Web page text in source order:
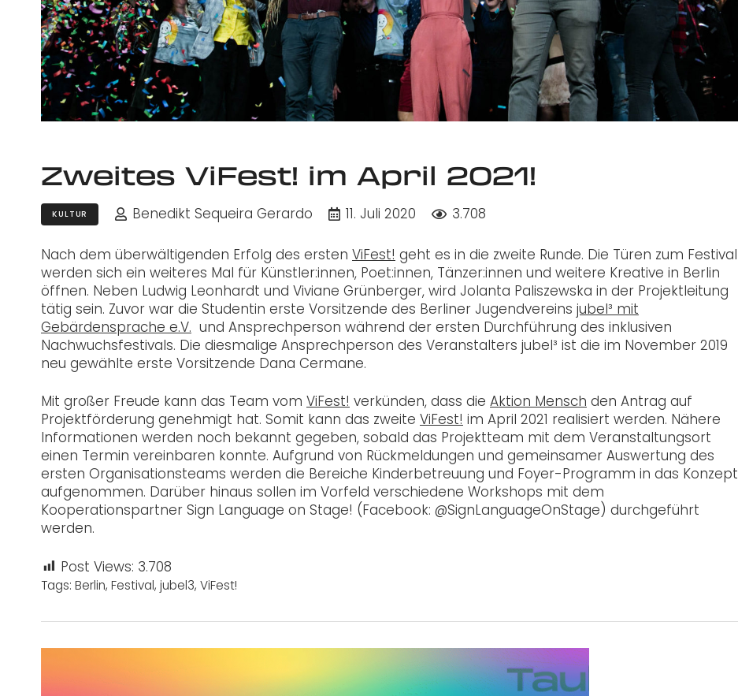
Zweites ViFest! im April 2021!
KULTUR Benedikt Sequeira Gerardo 11. Juli 2020 3.708
Nach dem überwältigenden Erfolg des ersten ViFest! geht es in die zweite Runde. Die Türen zum Festival
werden sich ein weiteres Mal für Künstler:innen, Poet:innen, Tänzer:innen und weitere Kreative in Berlin
öffnen. Neben Ludwig Leonhardt und Viviane Grünberger, wird Jolanta Paliszewska in der Projektleitung
tätig sein. Zuvor war die Studentin erste Vorsitzende des Berliner Jugendvereins jubel³ mit
Gebärdensprache e.V. und Ansprechperson während der ersten Durchführung des inklusiven
Nachwuchsfestivals. Die diesmalige Ansprechperson des Veranstalters jubel³ ist die im November 2019
neu gewählte erste Vorsitzende Dana Cermane.
Mit großer Freude kann das Team vom ViFest! verkünden, dass die Aktion Mensch den Antrag auf
Projektförderung genehmigt hat. Somit kann das zweite ViFest! im April 2021 realisiert werden. Nähere
Informationen werden noch bekannt gegeben, sobald das Projektteam mit dem Veranstaltungsort
einen Termin vereinbaren konnte. Aufgrund von Rückmeldungen und gemeinsamer Auswertung des
ersten Organisationsteams werden die Bereiche Kinderbetreuung und Foyer-Programm in das Konzept
aufgenommen. Darüber hinaus sollen im Vorfeld verschiedene Workshops mit dem
Kooperationspartner Sign Language on Stage! (Facebook: @SignLanguageOnStage) durchgeführt
werden.
Post Views: 3.708
Tags: Berlin, Festival, jubel3, ViFest!